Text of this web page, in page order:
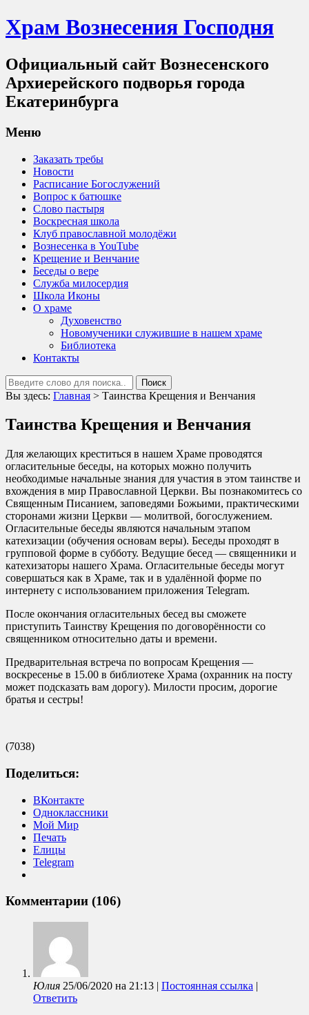
Храм Вознесения Господня
Официальный сайт Вознесенского
Архиерейского подворья города
Екатеринбурга
Меню
Заказать требы
Новости
Расписание Богослужений
Вопрос к батюшке
Слово пастыря
Воскресная школа
Клуб православной молодёжи
Вознесенка в YouTube
Крещение и Венчание
Беседы о вере
Служба милосердия
Школа Иконы
О храме
Духовенство
Новомученики служившие в нашем храме
Библиотека
Контакты
Вы здесь: Главная > Таинства Крещения и Венчания
Таинства Крещения и Венчания
Для желающих креститься в нашем Храме проводятся
огласительные беседы, на которых можно получить
необходимые начальные знания для участия в этом таинстве и
вхождения в мир Православной Церкви. Вы познакомитесь со
Священным Писанием, заповедями Божьими, практическими
сторонами жизни Церкви — молитвой, богослужением.
Огласительные беседы являются начальным этапом
катехизации (обучения основам веры). Беседы проходят в
групповой форме в субботу. Ведущие бесед — священники и
катехизаторы нашего Храма. Огласительные беседы могут
совершаться как в Храме, так и в удалённой форме по
интернету с использованием приложения Telegram.
После окончания огласительных бесед вы сможете
приступить Таинству Крещения по договорённости со
священником относительно даты и времени.
Предварительная встреча по вопросам Крещения —
воскресенье в 15.00 в библиотеке Храма (охранник на посту
может подсказать вам дорогу). Милости просим, дорогие
братья и сестры!
(7038)
Поделиться:
ВКонтакте
Одноклассники
Мой Мир
Печать
Елицы
Telegram
Комментарии (106)
Юлия 25/06/2020 на 21:13 | Постоянная ссылка |
Ответить